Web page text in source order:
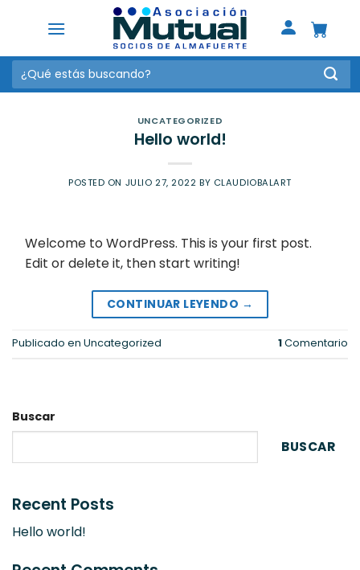
Buscar
por:
UNCATEGORIZED
Hello world!
POSTED ON JULIO 27, 2022 BY CLAUDIOBALART
Welcome to WordPress. This is your first post.
Edit or delete it, then start writing!
CONTINUAR LEYENDO →
Publicado en Uncategorized 1Comentario
Buscar
BUSCAR
Recent Posts
Hello world!